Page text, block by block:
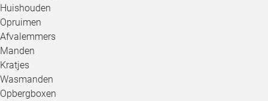
Huishouden
Opruimen
Afvalemmers
Manden
Kratjes
Wasmanden
Opbergboxen